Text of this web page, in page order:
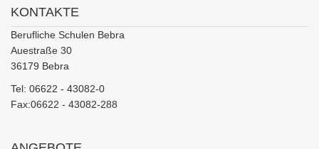
KONTAKTE
Berufliche Schulen Bebra
Auestraße 30
36179 Bebra
Tel: 06622 - 43082-0
Fax:06622 - 43082-288